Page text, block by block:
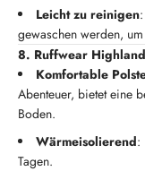
Leicht zu reinigen
gewaschen werden,
8. Ruffwear
Komfortable
Abenteuer, bietet eine
Boden.
Wärmeisolierend:
Tagen.